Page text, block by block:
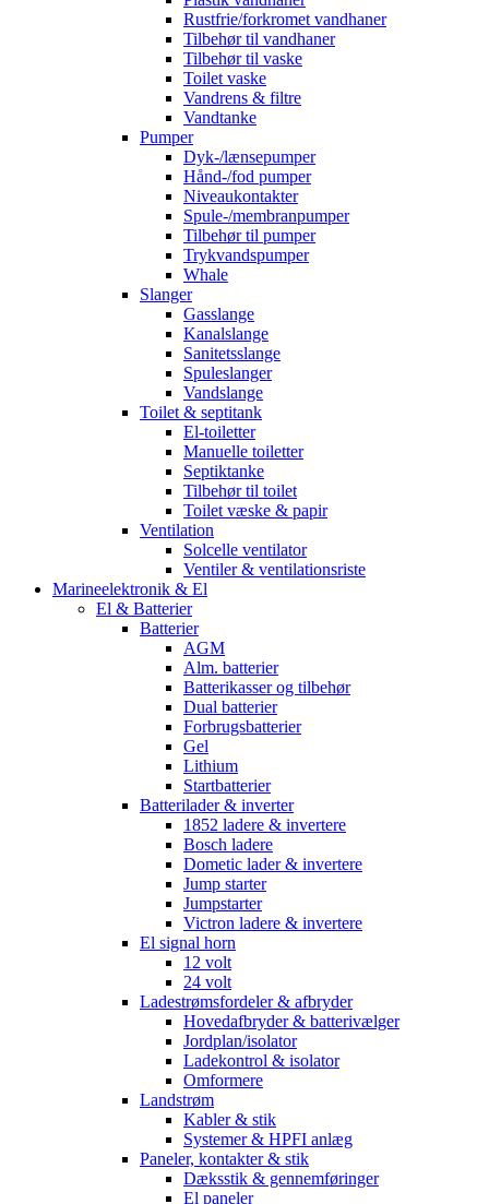
Rustfrie/forkromet vandhaner
Tilbehør til vandhaner
Tilbehør til vaske
Toilet vaske
Vandrens & filtre
Vandtanke
Pumper
Dyk-/lænsepumper
Hånd-/fod pumper
Niveaukontakter
Spule-/membranpumper
Tilbehør til pumper
Trykvandspumper
Whale
Slanger
Gasslange
Kanalslange
Sanitetsslange
Spuleslanger
Vandslange
Toilet & septitank
El-toiletter
Manuelle toiletter
Septiktanke
Tilbehør til toilet
Toilet væske & papir
Ventilation
Solcelle ventilator
Ventiler & ventilationsriste
Marineelektronik & El
El & Batterier
Batterier
AGM
Alm. batterier
Batterikasser og tilbehør
Dual batterier
Forbrugsbatterier
Gel
Lithium
Startbatterier
Batterilader & inverter
1852 ladere & invertere
Bosch ladere
Dometic lader & invertere
Jump starter
Jumpstarter
Victron ladere & invertere
El signal horn
12 volt
24 volt
Ladestrømsfordeler & afbryder
Hovedafbryder & batterivælger
Jordplan/isolator
Ladekontrol & isolator
Omformere
Landstrøm
Kabler & stik
Systemer & HPFI anlæg
Paneler, kontakter & stik
Dæksstik & gennemføringer
El paneler